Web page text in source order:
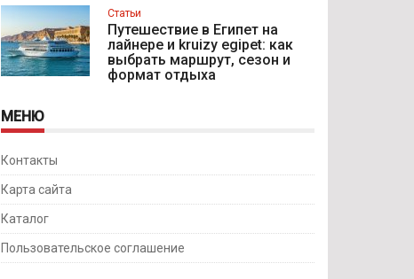
Статьи
Путешествие в Египет на
лайнере и kruizy egipet: как
выбрать маршрут, сезон и
формат отдыха
МЕНЮ
Контакты
Карта сайта
Каталог
Пользовательское соглашение